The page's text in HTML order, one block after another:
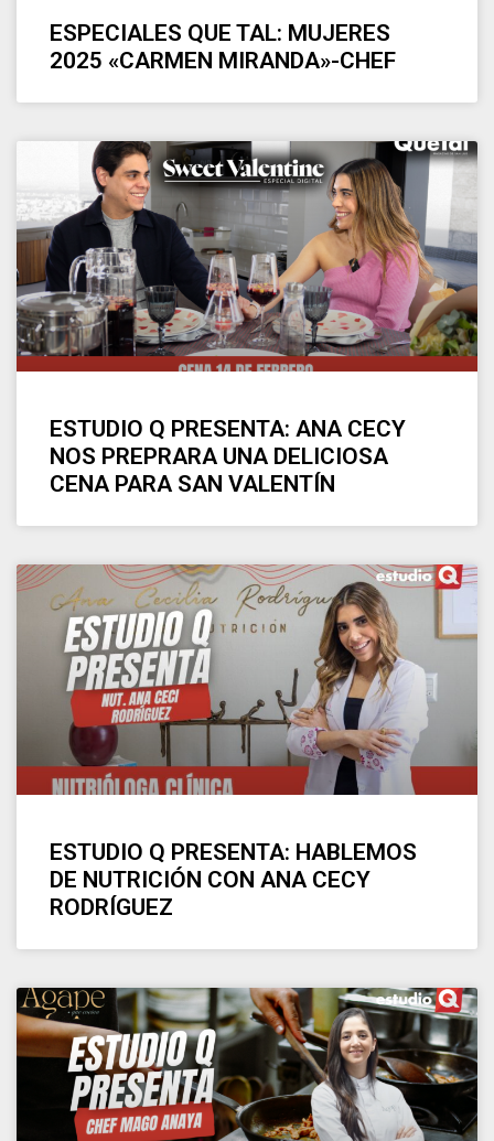
ESPECIALES QUE TAL: MUJERES
2025 «CARMEN MIRANDA»-CHEF
ESTUDIO Q PRESENTA: ANA CECY
NOS PREPRARA UNA DELICIOSA
CENA PARA SAN VALENTÍN
ESTUDIO Q PRESENTA: HABLEMOS
DE NUTRICIÓN CON ANA CECY
RODRÍGUEZ